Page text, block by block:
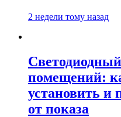
2 недели тому назад
помещений:
установить и
от показа